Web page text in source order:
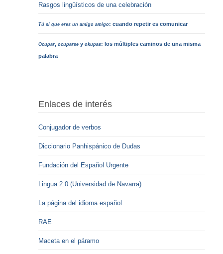
Rasgos lingüísticos de una celebración
Tú sí que eres un amigo amigo: cuando repetir es comunicar
Ocupar,ocuparse yokupas: los múltiples caminos de una misma
palabra
Enlaces de interés
Conjugador de verbos
Diccionario Panhispánico de Dudas
Fundación del Español Urgente
Lingua 2.0 (Universidad de Navarra)
La página del idioma español
RAE
Maceta en el páramo